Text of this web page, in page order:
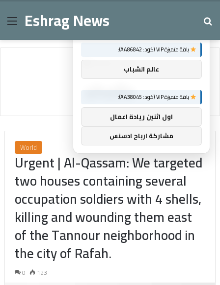
MenuEshrag News
Home/shells
shells
World
Urgent | Al-Qassam: We targeted
two houses containing several
occupation soldiers with 4 shells,
killing and wounding them east
of the Tannour neighborhood in
the city of Rafah.
0 123
×
باقة متميزة VIP (كود: AA86842):
عالم الشباب
باقة متميزة VIP (كود: AA38045):
اول اثنين ريادة اعمال
مشاركة ارباح ادسنس